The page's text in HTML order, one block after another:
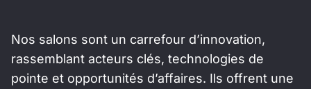
Nos salons sont un carrefour d’innovation,
rassemblant acteurs clés, technologies de
pointe et opportunités d’affaires. Ils offrent une